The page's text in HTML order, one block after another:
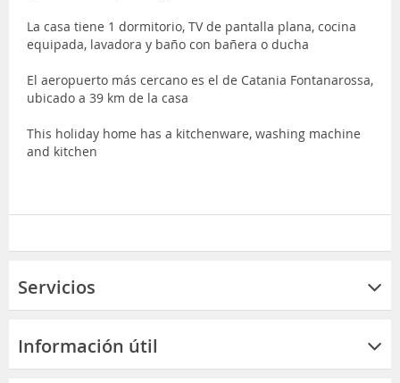
La casa tiene 1 dormitorio, TV de pantalla plana, cocina
equipada, lavadora y baño con bañera o ducha
El aeropuerto más cercano es el de Catania Fontanarossa,
ubicado a 39 km de la casa
This holiday home has a kitchenware, washing machine
and kitchen
Servicios
Información útil